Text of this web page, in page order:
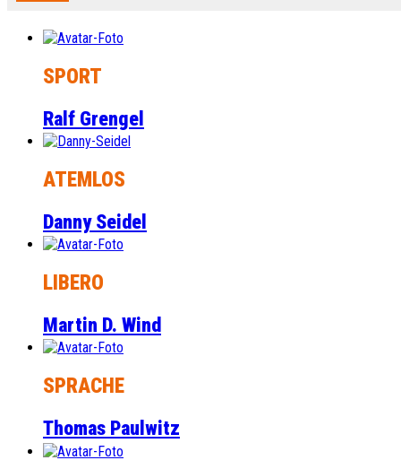
SPORT
Ralf Grengel
ATEMLOS
Danny Seidel
LIBERO
Martin D. Wind
SPRACHE
Thomas Paulwitz